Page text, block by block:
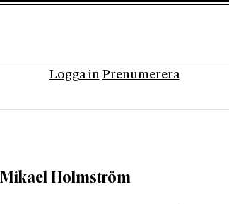
Logga in Prenumerera
Mikael Holmström